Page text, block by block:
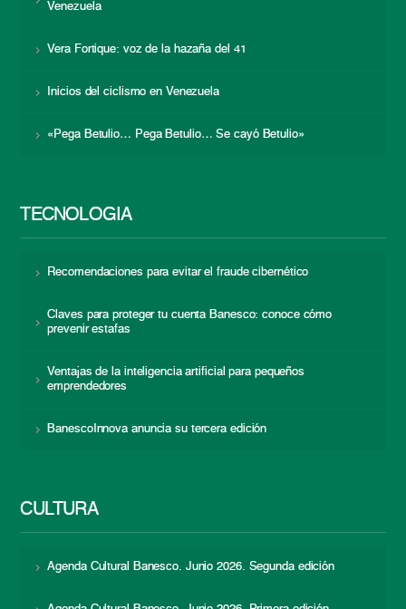
Venezuela
Vera Fortique: voz de la hazaña del 41
Inicios del ciclismo en Venezuela
«Pega Betulio… Pega Betulio… Se cayó Betulio»
TECNOLOGÍA
Recomendaciones para evitar el fraude cibernético
Claves para proteger tu cuenta Banesco: conoce cómo
prevenir estafas
Ventajas de la inteligencia artificial para pequeños
emprendedores
BanescoInnova anuncia su tercera edición
CULTURA
Agenda Cultural Banesco. Junio 2026. Segunda edición